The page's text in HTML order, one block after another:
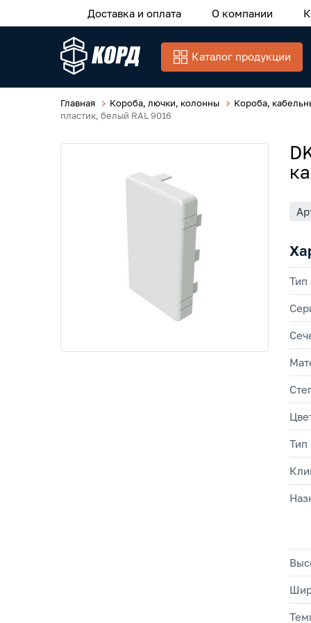
Доставка и оплата О компании
Каталог продукции
Главная Короба, лючки, колонны
Короба,
пластик, белый RAL 9016
Тип
Тип